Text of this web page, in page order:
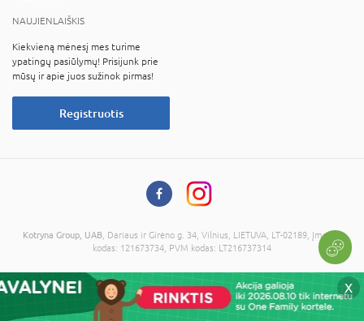
X
NAUJIENLAIŠKIS
Kiekvieną mėnesį mes turime
ypatingų pasiūlymų! Prisijunk prie
mūsų ir apie juos sužinok pirmas!
Registruotis
Kotryna Group, UAB , Dariaus ir Girėno g. 34, Vilnius, LIETUVA, LT-02189, Įmonės
kodas: 121673734, PVM kodas: LT216737314
© 2026 Visos teisės saugomos. Kopijuoti informaciją be administracijos sutikimo
draudžiama